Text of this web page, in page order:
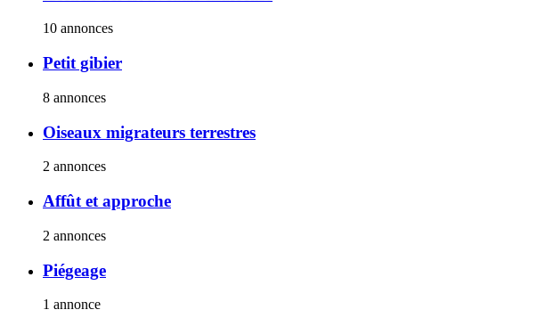
10 annonces
Petit gibier
8 annonces
Oiseaux migrateurs terrestres
2 annonces
Affût et approche
2 annonces
Piégeage
1 annonce